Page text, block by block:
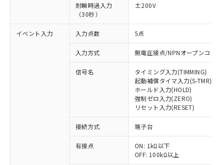
耐瞬時過入力
（30秒）
±200V
イベント入力 入力点数 5点
入力方式 無電圧接点/NPNオープンコレ
信号名
タイミング入力(TIMMING)
起動補償タイマ入力(S-TMR)
ホールド入力(HOLD)
強制ゼロ入力(ZERO)
リセット入力(RESET)
接続方式 端子台
有接点
ON: 1kΩ以下
OFF: 100kΩ以上
※1 対応状況